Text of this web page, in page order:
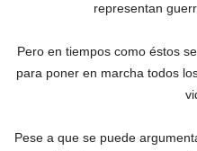
representan
Pero en tiempos como éstos
para poner en marcha todos
Pese a que se puede